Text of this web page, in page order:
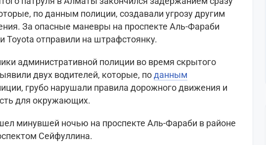
по данным полиции, создавали угрозу другим
За опасные маневры на проспекте Аль-Фараби
Toyota отправили на штрафстоянку.
административной полиции во время скрытого
двух водителей, которые, поданным
грубо нарушали правила дорожного движения и
для окружающих.
минувшей ночью на проспекте Аль-Фараби в районе
Сейфуллина.